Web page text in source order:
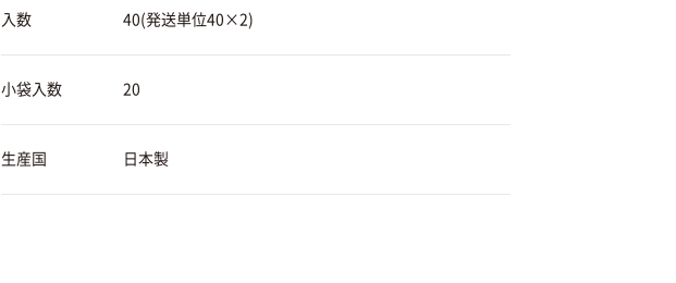
入数 40(発送単位40×2)
小袋入数 20
生産国 日本製